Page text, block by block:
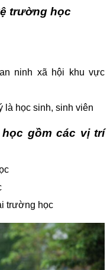
trường học
ninh xã hội khu vực
là học sinh, sinh viên
gồm các vị trí
trường học